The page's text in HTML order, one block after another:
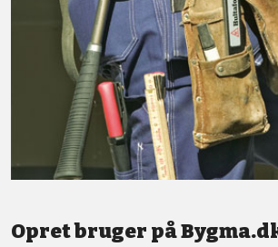
Opret bruger på